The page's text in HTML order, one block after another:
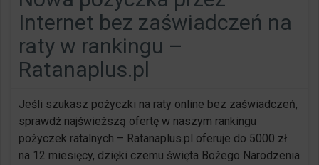
Internet bez zaświadczeń na
raty w rankingu –
Ratanaplus.pl
Jeśli szukasz pożyczki na raty online bez zaświadczeń,
sprawdź najświeższą ofertę w naszym rankingu
pożyczek ratalnych – Ratanaplus.pl oferuje do 5000 zł
na 12 miesięcy, dzięki czemu święta Bożego Narodzenia